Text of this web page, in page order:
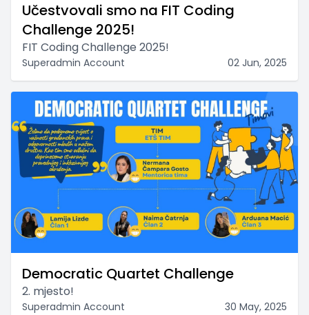
Učestvovali smo na FIT Coding
Challenge 2025!
FIT Coding Challenge 2025!
Superadmin Account 02 Jun, 2025
Democratic Quartet Challenge
2. mjesto!
Superadmin Account 30 May, 2025